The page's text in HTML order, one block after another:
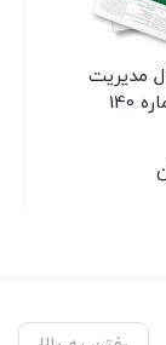
مدیریت